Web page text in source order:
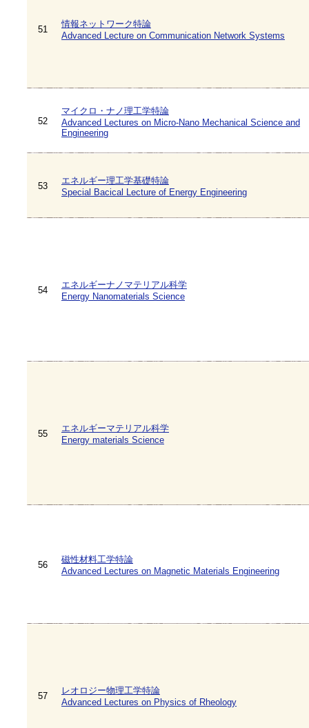
51
情報ネットワーク特論
Advanced Lecture on Communication Network Systems
52
マイクロ・ナノ理工学特論
Advanced Lectures on Micro-Nano Mechanical Science and
Engineering
53
エネルギー理工学基礎特論
Special Bacical Lecture of Energy Engineering
54
エネルギーナノマテリアル科学
Energy Nanomaterials Science
55
エネルギーマテリアル科学
Energy materials Science
56
磁性材料工学特論
Advanced Lectures on Magnetic Materials Engineering
57
レオロジー物理工学特論
Advanced Lectures on Physics of Rheology